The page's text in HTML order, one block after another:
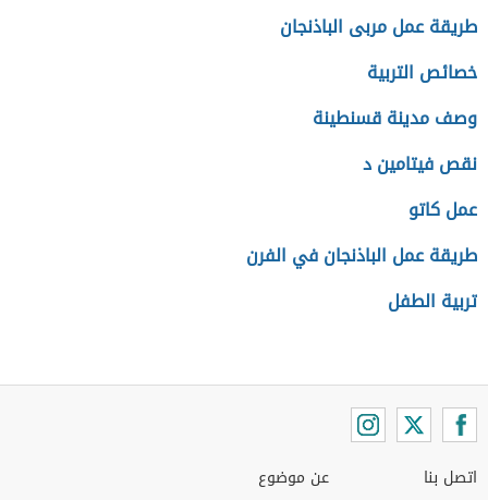
طريقة عمل مربى الباذنجان
خصائص التربية
وصف مدينة قسنطينة
نقص فيتامين د
عمل كاتو
طريقة عمل الباذنجان في الفرن
تربية الطفل
اتصل بنا عن موضوع